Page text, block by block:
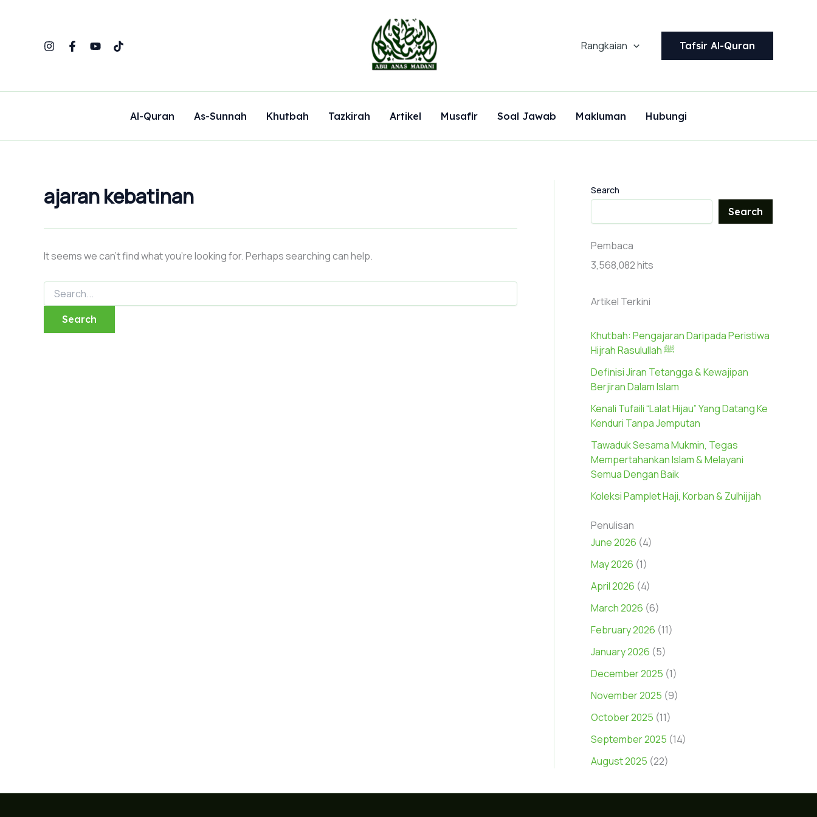
Rangkaian Tafsir Al-Quran
Al-Quran As-Sunnah Khutbah Tazkirah Artikel Musafir Soal Jawab Makluman Hubungi
ajaran kebatinan
It seems we can’t find what you’re looking for. Perhaps searching can help.
Search
Search
Pembaca
3,568,082 hits
Artikel Terkini
Khutbah: Pengajaran Daripada Peristiwa
Hijrah Rasulullah ﷺ
Definisi Jiran Tetangga & Kewajipan
Berjiran Dalam Islam
Kenali Tufaili “Lalat Hijau” Yang Datang Ke
Kenduri Tanpa Jemputan
Tawaduk Sesama Mukmin, Tegas
Mempertahankan Islam & Melayani
Semua Dengan Baik
Koleksi Pamplet Haji, Korban & Zulhijjah
Penulisan
June 2026 (4)
May 2026 (1)
April 2026 (4)
March 2026 (6)
February 2026 (11)
January 2026 (5)
December 2025 (1)
November 2025 (9)
October 2025 (11)
September 2025 (14)
August 2025 (22)